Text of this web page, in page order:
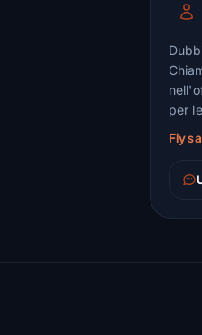
per
Fly